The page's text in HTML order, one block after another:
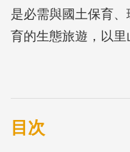
是必需與國土保育
育的生態旅遊，以
目次